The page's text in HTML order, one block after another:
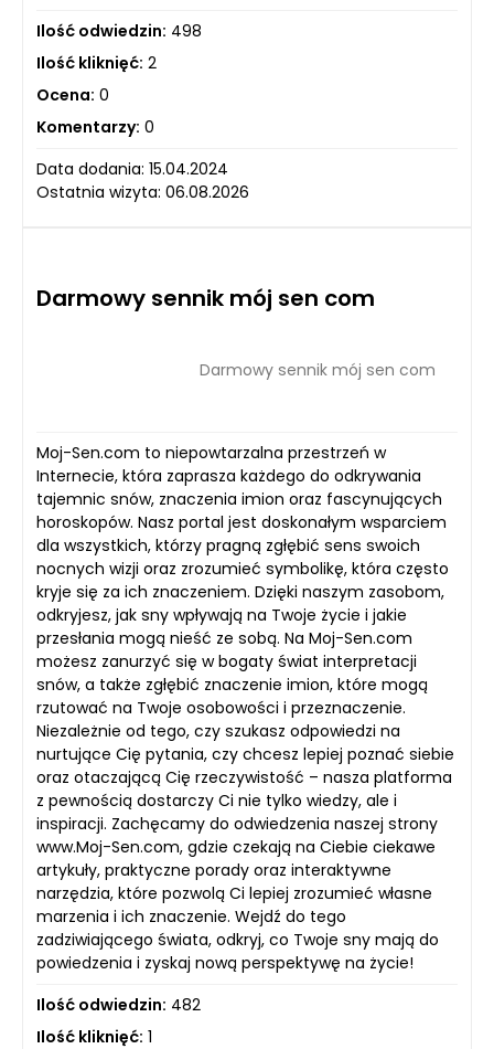
Ilość odwiedzin: 498
Ilość kliknięć: 2
Ocena: 0
Komentarzy: 0
Data dodania: 15.04.2024
Ostatnia wizyta: 06.08.2026
Darmowy sennik mój sen com
Darmowy sennik mój sen com
Moj-Sen.com to niepowtarzalna przestrzeń w
Internecie, która zaprasza każdego do odkrywania
tajemnic snów, znaczenia imion oraz fascynujących
horoskopów. Nasz portal jest doskonałym wsparciem
dla wszystkich, którzy pragną zgłębić sens swoich
nocnych wizji oraz zrozumieć symbolikę, która często
kryje się za ich znaczeniem. Dzięki naszym zasobom,
odkryjesz, jak sny wpływają na Twoje życie i jakie
przesłania mogą nieść ze sobą. Na Moj-Sen.com
możesz zanurzyć się w bogaty świat interpretacji
snów, a także zgłębić znaczenie imion, które mogą
rzutować na Twoje osobowości i przeznaczenie.
Niezależnie od tego, czy szukasz odpowiedzi na
nurtujące Cię pytania, czy chcesz lepiej poznać siebie
oraz otaczającą Cię rzeczywistość – nasza platforma
z pewnością dostarczy Ci nie tylko wiedzy, ale i
inspiracji. Zachęcamy do odwiedzenia naszej strony
www.Moj-Sen.com, gdzie czekają na Ciebie ciekawe
artykuły, praktyczne porady oraz interaktywne
narzędzia, które pozwolą Ci lepiej zrozumieć własne
marzenia i ich znaczenie. Wejdź do tego
zadziwiającego świata, odkryj, co Twoje sny mają do
powiedzenia i zyskaj nową perspektywę na życie!
Ilość odwiedzin: 482
Ilość kliknięć: 1